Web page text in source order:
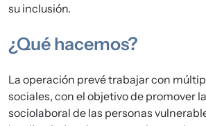
su inclusión.
¿Qué hacemos?
La operación prevé trabajar con
sociales, con el objetivo de promover
sociolaboral de las personas